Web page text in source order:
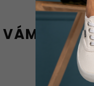
VÁM LÍBIT